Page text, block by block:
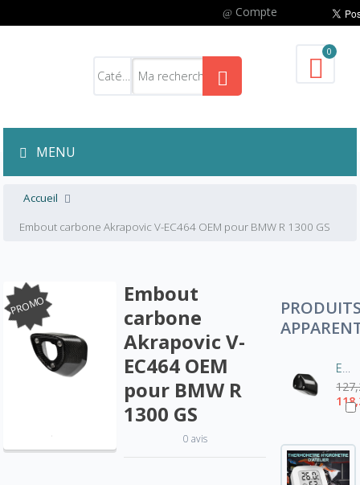
Compte
0
MENU
Accueil
Embout carbone Akrapovic V-EC464 OEM pour BMW R 1300 GS
PROMO
Embout
carbone
Akrapovic V-
EC464 OEM
pour BMW R
1300 GS
0 avis
Embout carbone Akrapovic V-EC463 OEM pour BMW R 1300 GS